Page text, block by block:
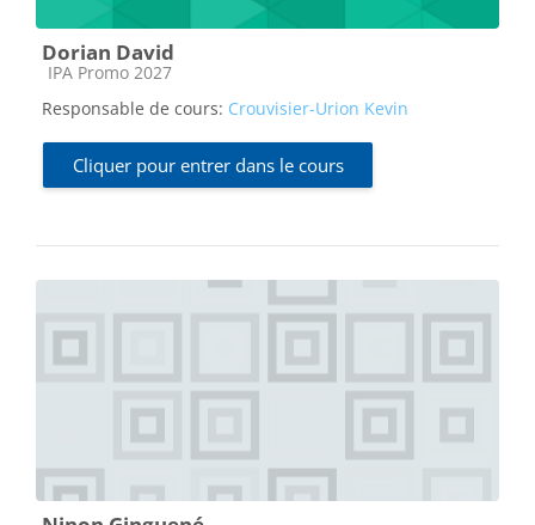
Dorian David
Catégorie de cours
IPA Promo 2027
Responsable de cours: Crouvisier-Urion Kevin
Cliquer pour entrer dans le cours